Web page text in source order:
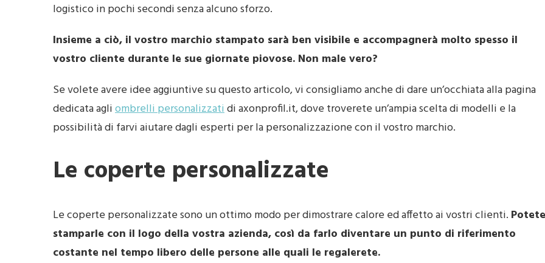
logistico in pochi secondi senza alcuno sforzo.
Insieme a ciò, il vostro marchio stampato sarà ben visibile e accompagnerà molto spesso il
vostro cliente durante le sue giornate piovose. Non male vero?
Se volete avere idee aggiuntive su questo articolo, vi consigliamo anche di dare un’occhiata alla pagina
dedicata agliombrelli personalizzatidi axonprofil.it, dove troverete un’ampia scelta di modelli e la
possibilità di farvi aiutare dagli esperti per la personalizzazione con il vostro marchio.
Le coperte personalizzate
Le coperte personalizzate sono un ottimo modo per dimostrare calore ed affetto ai vostri clienti. Potete
stamparle con il logo della vostra azienda, così da farlo diventare un punto di riferimento
costante nel tempo libero delle persone alle quali le regalerete.